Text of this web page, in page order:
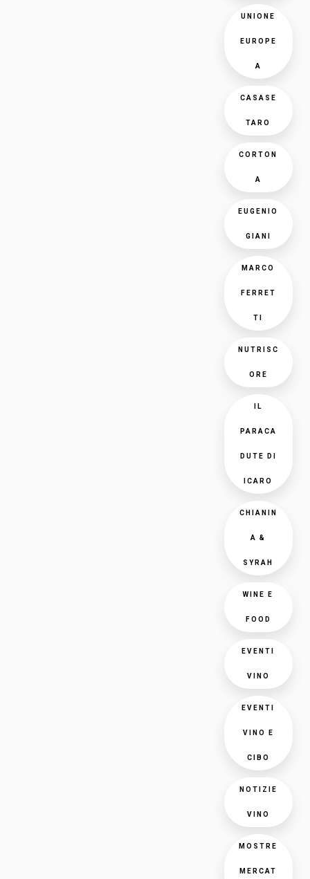
UNIONE
EUROPE
A
CASASE
TARO
CORTON
A
EUGENIO
GIANI
MARCO
FERRET
TI
NUTRISC
ORE
IL
PARACA
DUTE DI
ICARO
CHIANIN
A &
SYRAH
WINE E
FOOD
EVENTI
VINO
EVENTI
VINO E
CIBO
NOTIZIE
VINO
MOSTRE
MERCAT